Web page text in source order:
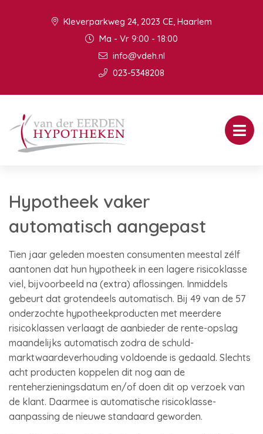
Kleverparkweg 24, 2023 CE, Haarlem
Ma - Vr 9:00 - 18:00
info@vdeh.nl
023-5348208
Hypotheek vaker
automatisch aangepast
Tien jaar geleden moesten consumenten meestal zélf
aantonen dat hun hypotheek in een lagere risicoklasse
viel, bijvoorbeeld na (extra) aflossingen. Inmiddels
gebeurt dat grotendeels automatisch. Bij 49 van de 57
onderzochte hypotheekproducten met meerdere
risicoklassen verlaagt de aanbieder de rente-opslag
maandelijks automatisch zodra de schuld-
marktwaardeverhouding voldoende is gedaald. Slechts
acht producten koppelen dit nog aan de
renteherzieningsdatum en/of doen dit op verzoek van
de klant. Daarmee is automatische risicoklasse-
aanpassing de nieuwe standaard geworden.